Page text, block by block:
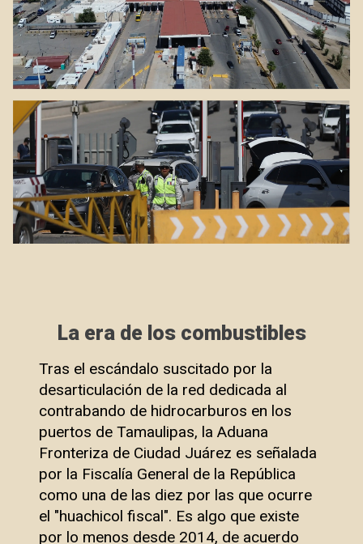
La era de los combustibles
Tras el escándalo suscitado por la
desarticulación de la red dedicada al
contrabando de hidrocarburos en los
puertos de Tamaulipas, la Aduana
Fronteriza de Ciudad Juárez es señalada
por la Fiscalía General de la República
como una de las diez por las que ocurre
el "huachicol fiscal". Es algo que existe
por lo menos desde 2014, de acuerdo